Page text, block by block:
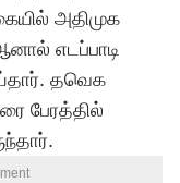
அதிமுக
எடப்பாடி
தவெக
பேரத்தில்